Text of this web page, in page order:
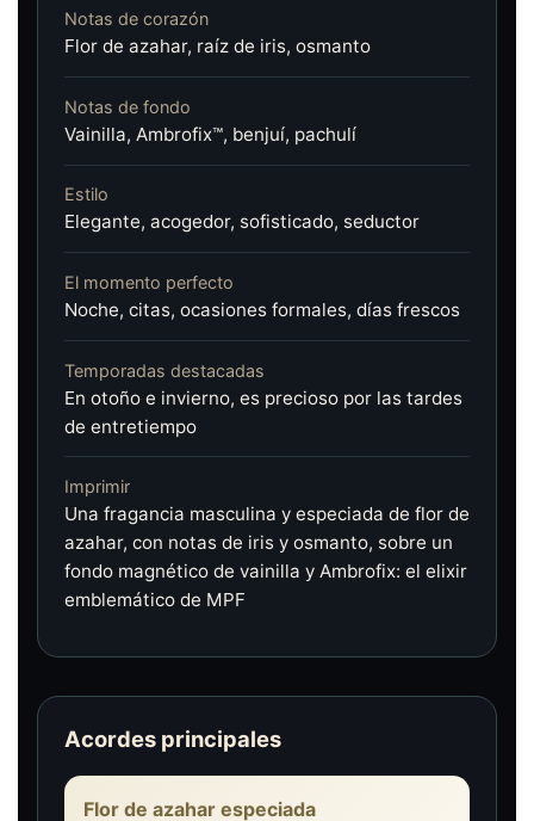
Notas de corazón
Flor de azahar, raíz de iris, osmanto
Notas de fondo
Vainilla, Ambrofix™, benjuí, pachulí
Estilo
Elegante, acogedor, sofisticado, seductor
El momento perfecto
Noche, citas, ocasiones formales, días frescos
Temporadas destacadas
En otoño e invierno, es precioso por las tardes
de entretiempo
Imprimir
Una fragancia masculina y especiada de flor de
azahar, con notas de iris y osmanto, sobre un
fondo magnético de vainilla y Ambrofix: el elixir
emblemático de MPF
Acordes principales
Flor de azahar especiada